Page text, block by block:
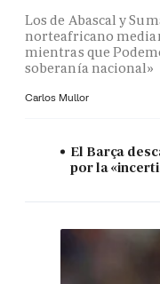
Los de Abascal y
norteafricano
mientras que
soberanía nacional»
Carlos Mullor
El Barça
por la